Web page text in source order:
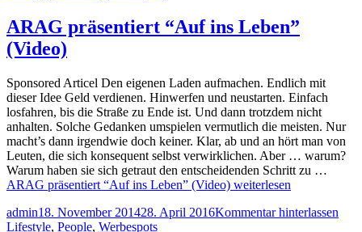
ARAG präsentiert “Auf ins Leben”
(Video)
Sponsored Articel Den eigenen Laden aufmachen. Endlich mit
dieser Idee Geld verdienen. Hinwerfen und neustarten. Einfach
losfahren, bis die Straße zu Ende ist. Und dann trotzdem nicht
anhalten. Solche Gedanken umspielen vermutlich die meisten. Nur
macht’s dann irgendwie doch keiner. Klar, ab und an hört man von
Leuten, die sich konsequent selbst verwirklichen. Aber … warum?
Warum haben sie sich getraut den entscheidenden Schritt zu …
ARAG präsentiert “Auf ins Leben” (Video) weiterlesen
admin18. November 201428. April 2016Kommentar hinterlassen
Lifestyle, People, Werbespots